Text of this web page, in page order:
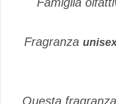
Fragranza
Questa